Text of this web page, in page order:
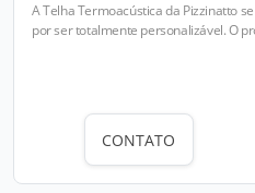
A Telha Termoacústica da Pizzinatto
por ser totalmente personalizável. O
CONTATO